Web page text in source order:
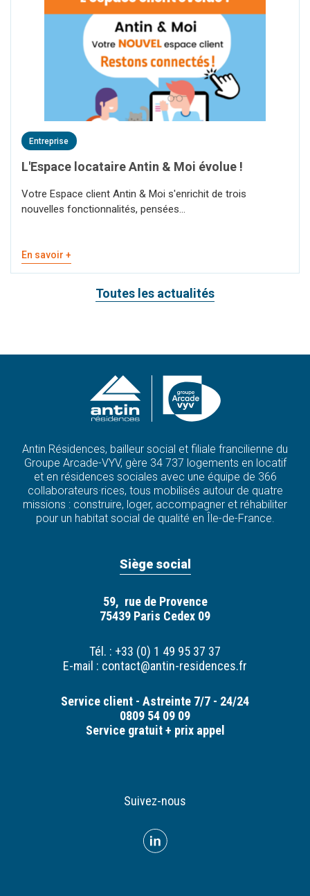
Entreprise
L'Espace locataire Antin & Moi évolue !
Votre Espace client Antin & Moi s'enrichit de trois
nouvelles fonctionnalités, pensées...
En savoir +
Toutes les actualités
Antin Résidences, bailleur social et filiale francilienne du
Groupe Arcade-VYV, gère 34 737 logements en locatif
et en résidences sociales avec une équipe de 366
collaborateurs·rices, tous mobilisés autour de quatre
missions : construire, loger, accompagner et réhabiliter
pour un habitat social de qualité en Île-de-France.
Siège social
59, rue de Provence
75439 Paris Cedex 09
Tél. : +33 (0) 1 49 95 37 37
E-mail : contact@antin-residences.fr
Service client - Astreinte 7/7 - 24/24
0809 54 09 09
Service gratuit + prix appel
Suivez-nous